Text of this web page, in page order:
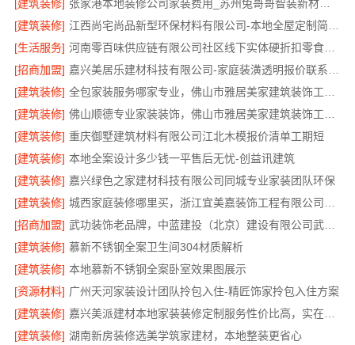
[建筑装修]
张家港本地装修公司家装费用_苏州兔哥哥智装新材料有限公司
[建筑装修]
[生活服务]
河南零百味供应链有限公司社区线下实体硬折扣零食铺全域盈利
[招商加盟]
[建筑装修]
[建筑装修]
[建筑装修] 重庆御墅建筑材料有限公司江北木模报价清单工期短
[建筑装修] 本地全案设计多少钱一平售后无忧-创益讯建筑
[建筑装修] 嘉兴绿色之家建材科技有限公司同城专业家装团队环保
[建筑装修]
[招商加盟]
武功装饰老品牌，中蓝建投（北京）建设有限公司武功分公司全包服务
[建筑装修] 慕新不锈钢全案卫生间304材质解析
[建筑装修] 本地慕新不锈钢全案卧室效果图展示
[资源材料] 广州天河家装设计团队拎包入住-精匠饰家拎包入住方案
[建筑装修]
[建筑装修] 湖南新房装修选美学筑家建材，本地整装更省心